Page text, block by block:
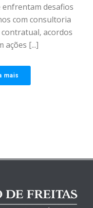
desafios
com consultoria
acordos
ações [...]
mais